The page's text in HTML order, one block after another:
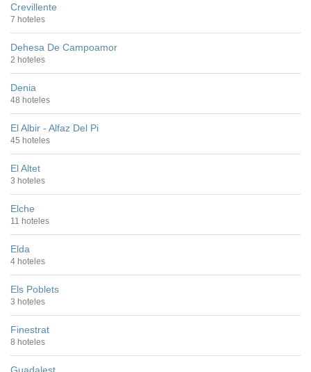
Crevillente
7 hoteles
Dehesa De Campoamor
2 hoteles
Denia
48 hoteles
El Albir - Alfaz Del Pi
45 hoteles
El Altet
3 hoteles
Elche
11 hoteles
Elda
4 hoteles
Els Poblets
3 hoteles
Finestrat
8 hoteles
Guadalest